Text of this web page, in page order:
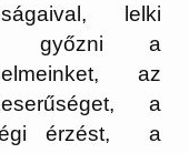
lelki
győzni a
az
a
érzést, a